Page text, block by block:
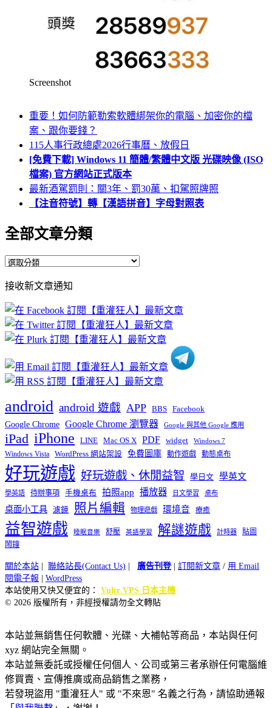
Screenshot
重要！如何防範勒索軟體綁架你的電腦、加密你的檔
案、跟你要錢？
115人事行政總處2026行事曆、放假日
[免費下載] Windows 11 簡體/繁體中文版 光碟映像 (ISO
檔案) 官方網站正式版本
最新酒駕罰則：關3年、罰30萬、扣駕照牌照
【注音符號】轉【漢語拼音】字母對照表
全部文章分類
全
文
章
分
類
接收新文章通知
android android 遊戲 APP BBS Facebook
Google Chrome Google Chrome 瀏覽器 Google 與其他 Google 應用
iPad iPhone LINE Mac OS X PDF widget Windows 7
Windows Vista WordPress 網站架設 免費圖庫 動作遊戲 動態桌布
好玩遊戲 好玩遊戲、休閒益智 學日文 學英文
學英語 待辦事項 手機桌布 拍照app 播放器 日文學習 桌布
桌面小工具 濾鏡 照片編輯 物理遊戲 環境音 療癒
益智遊戲 睡眠音樂 舒壓 英語學習 解謎遊戲 計時器
貼圖
鬧鐘
關於本站 聯絡站長(Contact Us) 廣告刊登| 訂閱新文章 / 用 Email
閱電子報
WordPress
本站使用又快又便宜的： Vultr VPS 日本主機
© 2026 版權所有，非經授權請勿全文轉貼
本站並無銷售任何軟體、光碟、大補帖等商品，本站與任何
xyz 網站完全無關。
本站並無委託或授權任何個人、公司或第三者承辦任何電腦維
修買賣、宣傳推廣或商品銷售之業務，
若發現盜用 "重灌狂人" 或 "不來恩" 名義之行為，請協助通報